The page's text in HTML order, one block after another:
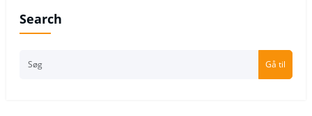
Search
Gå til